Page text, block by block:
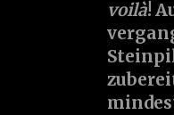
voilà!